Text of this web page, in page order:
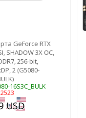
GeForce RTX
SHADOW 3X OC,
256-bit,
2 (G5080-
16S3C_BULK